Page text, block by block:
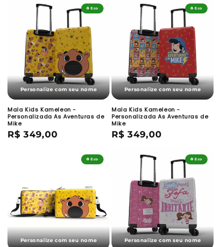
♻️ Eco
Personalize com seu nome
Mala Kids Kameleon -
Personalizada As Aventuras de
Mike
Preço
R$ 349,00
♻️ Eco
Personalize com seu nome
Mala Kids Kameleon -
Personalizada As Aventuras de
Mike
Preço
R$ 349,00
♻️ Eco
Personalize com seu nome
♻️ Eco
Personalize com seu nome